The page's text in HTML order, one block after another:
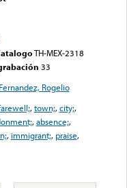
TH-MEX-2318
33
Fernandez, Rogelio
,town;,city;,
,absence;,
, immigrant;, praise,